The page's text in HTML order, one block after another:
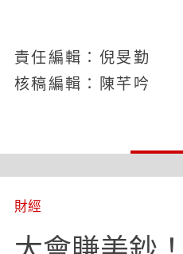
責任編輯：倪旻勤
核稿編輯：陳芊吟
財經